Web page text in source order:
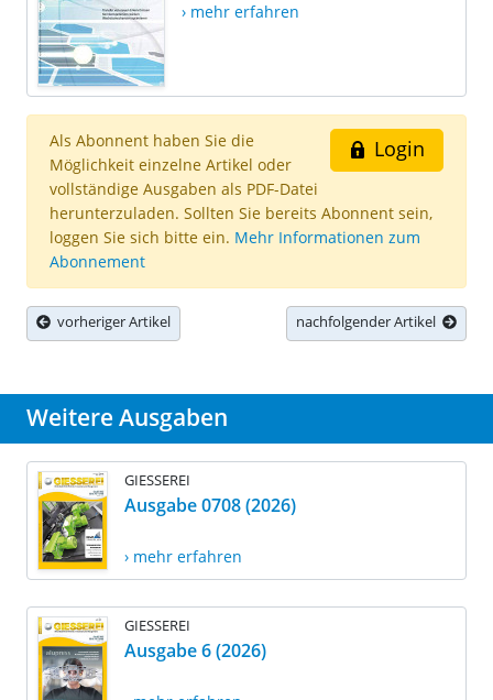
› mehr erfahren
Login
Als Abonnent haben Sie die
Möglichkeit einzelne Artikel oder
vollständige Ausgaben als PDF-Datei
herunterzuladen. Sollten Sie bereits Abonnent sein,
loggen Sie sich bitte ein. Mehr Informationen zum
Abonnement
vorheriger Artikel nachfolgender Artikel
Weitere Ausgaben
GIESSEREI
Ausgabe 0708 (2026)
› mehr erfahren
GIESSEREI
Ausgabe 6 (2026)